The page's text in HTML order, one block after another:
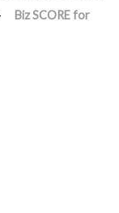
Biz SCORE for